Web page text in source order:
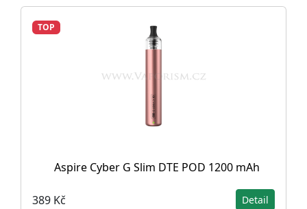
TOP
Aspire Cyber G Slim DTE POD 1200 mAh
389 Kč Detail